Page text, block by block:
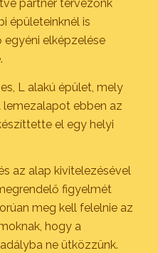
partner tervezőnk
épületeinknél is
elképzelése
L alakú épület, mely
lemezalapot ebben az
el egy helyi
az alap kivitelezésével
figyelmét
meg kell felelnie az
hogy a
ne ütközzünk.